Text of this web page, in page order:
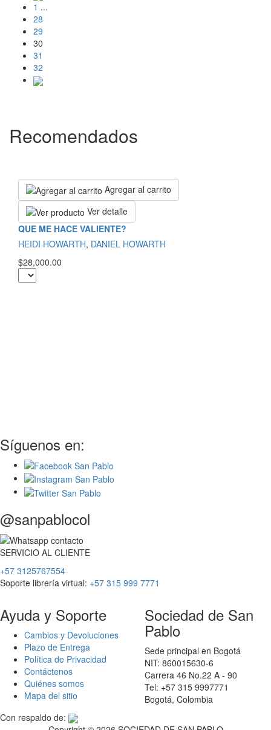
1 ...
28
29
30
31
32
Recomendados
Agregar al carrito
Ver detalle
QUE ME HACE VALIENTE?
HEIDI HOWARTH, DANIEL HOWARTH
$28,000.00
Síguenos en:
@sanpablocol
SERVICIO AL CLIENTE
+57 3125767554
Soporte librería virtual: +57 315 999 7771
Ayuda y Soporte
Cambios y Devoluciones
Plazo de Entrega
Política de Privacidad
Contáctenos
Quiénes somos
Mapa del sitio
Sociedad de San
Pablo
Sede principal en Bogotá
NIT: 860015630-6
Carrera 46 No.22 A - 90
Tel: +57 315 9997771
Bogotá, Colombia
Con respaldo de: